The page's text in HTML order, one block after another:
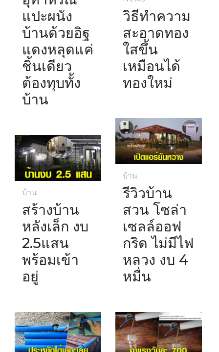
แปะผนัง
บ้านด้วยอิฐ
แดงหลุดแค่
ชิ้นเดียว
ต้องทุบทั้ง
บ้าน
วิธีทำความ
สะอาดทอง
ใสขึ้น
เหมือนได้
ทองใหม่
บ้าน
รีวิวบ้าน
สวน โซล่า
เซลล์ออฟ
กริด ไม่มีไฟ
หลวง งบ 4
หมื่น
บ้าน
สร้างบ้าน
หลังเล็ก งบ
2.5แสน
พร้อมเข้า
อยู่